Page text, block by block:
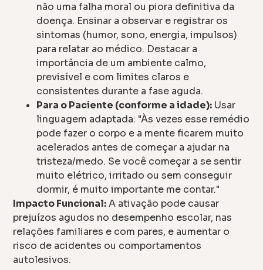
não uma falha moral ou piora definitiva da
doença. Ensinar a observar e registrar os
sintomas (humor, sono, energia, impulsos)
para relatar ao médico. Destacar a
importância de um ambiente calmo,
previsível e com limites claros e
consistentes durante a fase aguda.
Para o Paciente (conforme a idade): Usar
linguagem adaptada: "Às vezes esse remédio
pode fazer o corpo e a mente ficarem muito
acelerados antes de começar a ajudar na
tristeza/medo. Se você começar a se sentir
muito elétrico, irritado ou sem conseguir
dormir, é muito importante me contar."
Impacto Funcional:A ativação pode causar
prejuízos agudos no desempenho escolar, nas
relações familiares e com pares, e aumentar o
risco de acidentes ou comportamentos
autolesivos.